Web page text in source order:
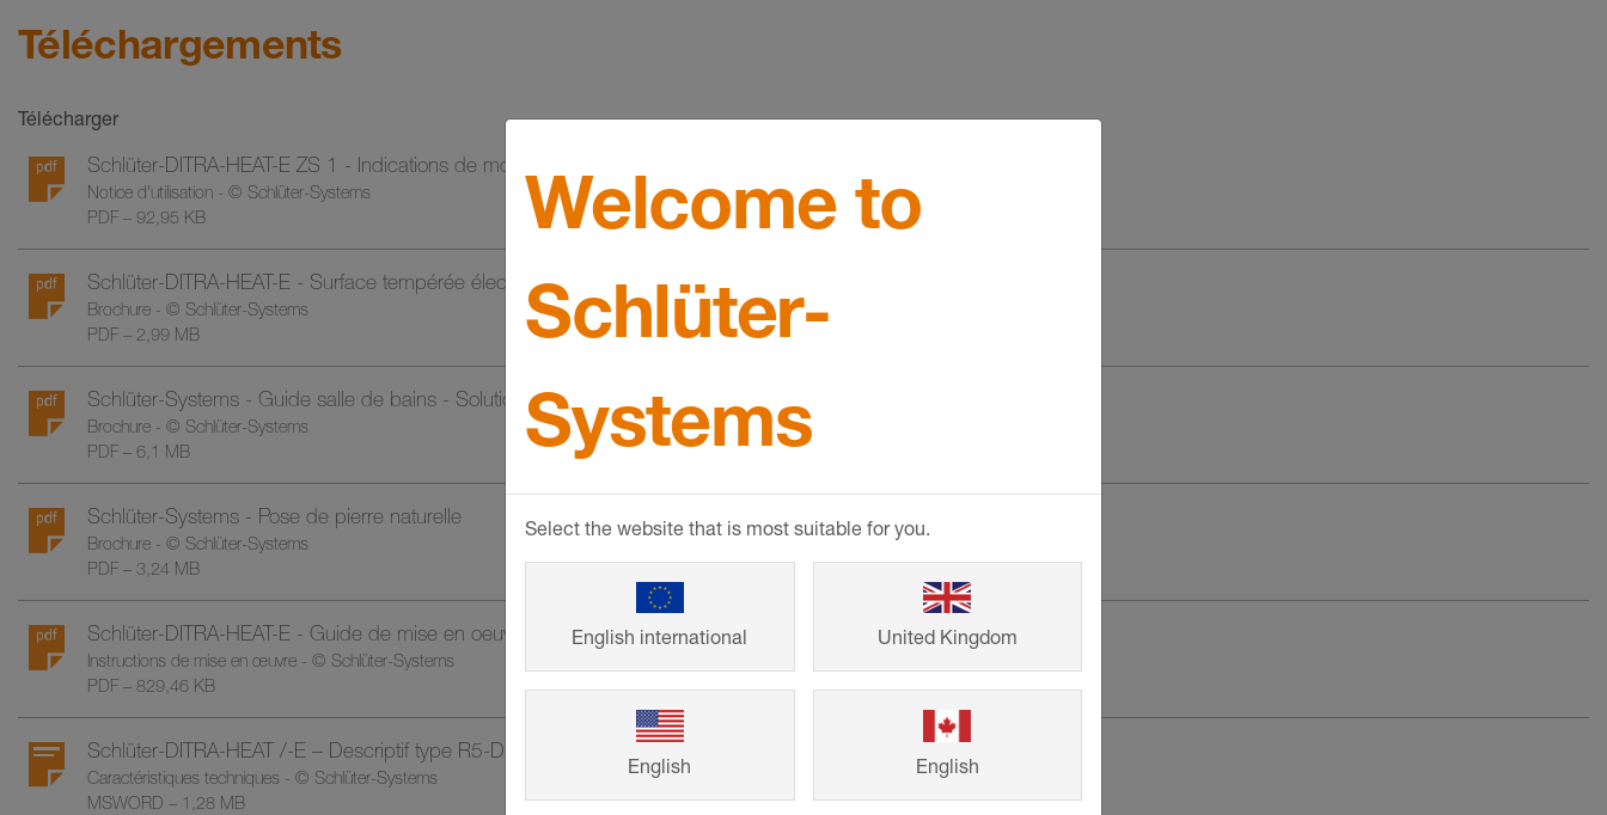
Téléchargements
Télécharger
Schlüter-DITRA-HEAT-E ZS 1 - Indications de montage
Notice d'utilisation - © Schlüter-Systems
PDF – 92,95 KB
Schlüter-DITRA-HEAT-E - Surface tempérée électrique de revêtements en céramique ou en pierre naturelle
Brochure - © Schlüter-Systems
PDF – 2,99 MB
Schlüter-Systems - Guide salle de bains - Solutions pour le neuf et la rénovation
Brochure - © Schlüter-Systems
PDF – 6,1 MB
Schlüter-Systems - Pose de pierre naturelle
Brochure - © Schlüter-Systems
PDF – 3,24 MB
Schlüter-DITRA-HEAT-E - Guide de mise en oeuvre
Instructions de mise en œuvre - © Schlüter-Systems
PDF – 829,46 KB
Schlüter-DITRA-HEAT /-E – Descriptif type R5-DIV11-V3
Caractéristiques techniques - © Schlüter-Systems
MSWORD – 1,28 MB
Welcome to
Schlüter-
Systems
Select the website that is most suitable for you.
English international United Kingdom
English English